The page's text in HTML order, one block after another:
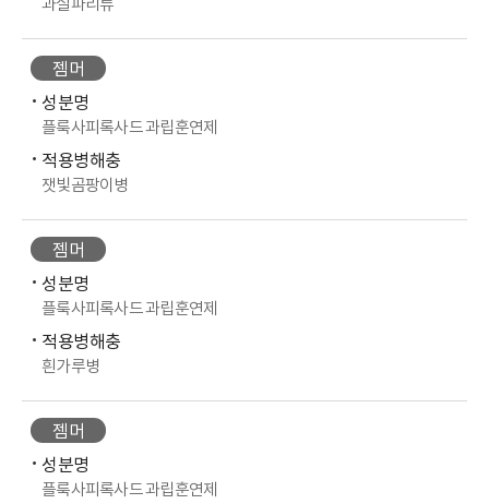
과실파리류
젬머
성분명
플룩사피록사드 과립훈연제
적용병해충
잿빛곰팡이병
젬머
성분명
플룩사피록사드 과립훈연제
적용병해충
흰가루병
젬머
성분명
플룩사피록사드 과립훈연제